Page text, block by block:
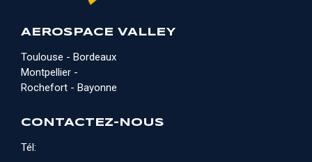
AEROSPACE VALLEY
Toulouse - Bordeaux
Montpellier -
Rochefort - Bayonne
CONTACTEZ-NOUS
Tél: